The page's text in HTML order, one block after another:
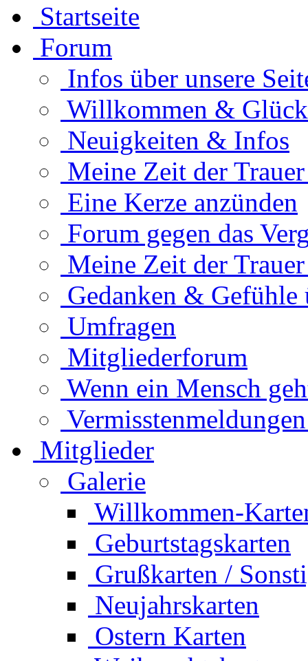
Startseite
Forum
Infos über unsere
Willkommen &
Neuigkeiten & Infos
Meine Zeit der
Eine Kerze anzünden
Forum gegen das
Meine Zeit der
Gedanken & Gefühle
Umfragen
Mitgliederforum
Wenn ein Mensch
Mitglieder
Galerie
Willkommen-
Geburtstagskarten
Grußkarten /
Neujahrskarten
Ostern Karten